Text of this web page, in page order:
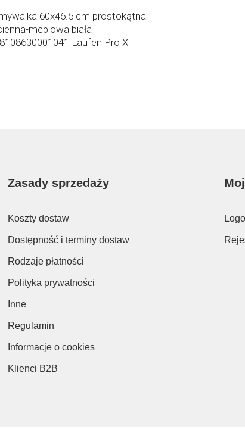
60x46.5 cm prostokątna
meblowa biała
Laufen Pro X
Zasady sprzedaży
Koszty dostaw
Dostępność i terminy dostaw
Rodzaje płatności
Polityka prywatności
Inne
Regulamin
Informacje o cookies
Klienci B2B